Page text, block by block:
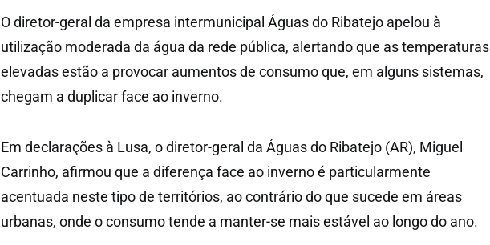
O diretor-geral da empresa intermunicipal Águas do Ribatejo apelou à
utilização moderada da água da rede pública, alertando que as temperaturas
elevadas estão a provocar aumentos de consumo que, em alguns sistemas,
chegam a duplicar face ao inverno.
Em declarações à Lusa, o diretor-geral da Águas do Ribatejo (AR), Miguel
Carrinho, afirmou que a diferença face ao inverno é particularmente
acentuada neste tipo de territórios, ao contrário do que sucede em áreas
urbanas, onde o consumo tende a manter-se mais estável ao longo do ano.